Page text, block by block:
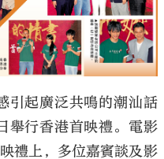
引起廣泛共鳴的潮汕話
舉行香港首映禮。電影
禮上，多位嘉賓談及影